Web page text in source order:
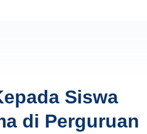
Siswa
di Perguruan